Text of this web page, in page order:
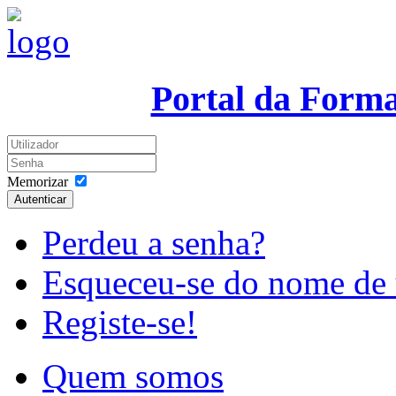
Portal da
Memorizar
Autenticar
Perdeu a senha?
Esqueceu-se do nome
Registe-se!
Quem somos